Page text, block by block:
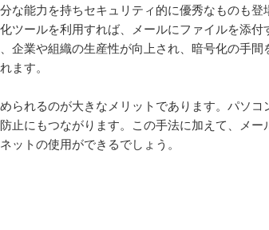
な能力を持ちセキュリティ的に優秀なものも
ツールを利用すれば、メールにファイルを添
企業や組織の生産性が向上され、暗号化の手
ます。
られるのが大きなメリットであります。パソ
止にもつながります。この手法に加えて、メ
ットの使用ができるでしょう。